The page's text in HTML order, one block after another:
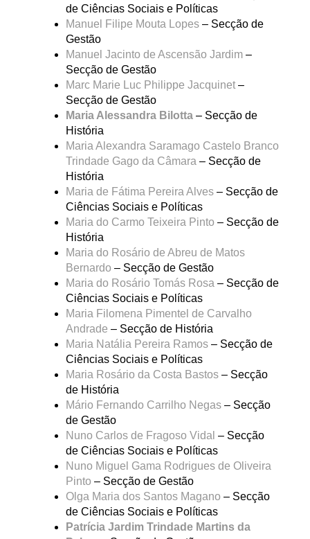
de Ciências Sociais e Políticas
Manuel Filipe Mouta Lopes – Secção de
Gestão
Manuel Jacinto de Ascensão Jardim –
Secção de Gestão
Marc Marie Luc Philippe Jacquinet –
Secção de Gestão
Maria Alessandra Bilotta – Secção de
História
Maria Alexandra Saramago Castelo Branco
Trindade Gago da Câmara – Secção de
História
Maria de Fátima Pereira Alves – Secção de
Ciências Sociais e Políticas
Maria do Carmo Teixeira Pinto – Secção de
História
Maria do Rosário de Abreu de Matos
Bernardo – Secção de Gestão
Maria do Rosário Tomás Rosa – Secção de
Ciências Sociais e Políticas
Maria Filomena Pimentel de Carvalho
Andrade – Secção de História
Maria Natália Pereira Ramos – Secção de
Ciências Sociais e Políticas
Maria Rosário da Costa Bastos – Secção
de História
Mário Fernando Carrilho Negas – Secção
de Gestão
Nuno Carlos de Fragoso Vidal – Secção
de Ciências Sociais e Políticas
Nuno Miguel Gama Rodrigues de Oliveira
Pinto – Secção de Gestão
Olga Maria dos Santos Magano – Secção
de Ciências Sociais e Políticas
Patrícia Jardim Trindade Martins da